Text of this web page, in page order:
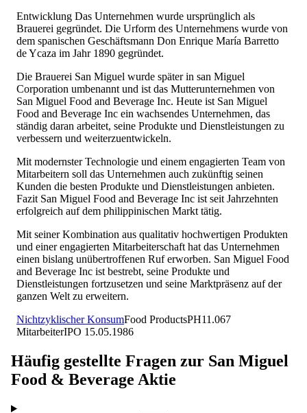
Entwicklung Das Unternehmen wurde ursprünglich als
Brauerei gegründet. Die Urform des Unternehmens wurde von
dem spanischen Geschäftsmann Don Enrique María Barretto
de Ycaza im Jahr 1890 gegründet.
Die Brauerei San Miguel wurde später in san Miguel
Corporation umbenannt und ist das Mutterunternehmen von
San Miguel Food and Beverage Inc. Heute ist San Miguel
Food and Beverage Inc ein wachsendes Unternehmen, das
ständig daran arbeitet, seine Produkte und Dienstleistungen zu
verbessern und weiterzuentwickeln.
Mit modernster Technologie und einem engagierten Team von
Mitarbeitern soll das Unternehmen auch zukünftig seinen
Kunden die besten Produkte und Dienstleistungen anbieten.
Fazit San Miguel Food and Beverage Inc ist seit Jahrzehnten
erfolgreich auf dem philippinischen Markt tätig.
Mit seiner Kombination aus qualitativ hochwertigen Produkten
und einer engagierten Mitarbeiterschaft hat das Unternehmen
einen bislang unübertroffenen Ruf erworben. San Miguel Food
and Beverage Inc ist bestrebt, seine Produkte und
Dienstleistungen fortzusetzen und seine Marktpräsenz auf der
ganzen Welt zu erweitern.
Nichtzyklischer KonsumFood ProductsPH11.067
MitarbeiterIPO 15.05.1986
Häufig gestellte Fragen zur San Miguel
Food & Beverage Aktie